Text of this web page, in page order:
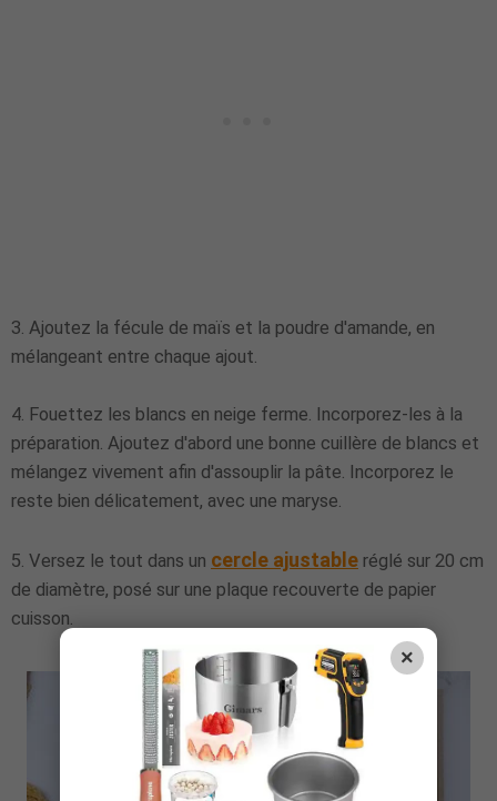
3. Ajoutez la fécule de maïs et la poudre d'amande, en
mélangeant entre chaque ajout.
4. Fouettez les blancs en neige ferme. Incorporez-les à la
préparation. Ajoutez d'abord une bonne cuillère de blancs et
mélangez vivement afin d'assouplir la pâte. Incorporez le
reste bien délicatement, avec une maryse.
5. Versez le tout dans un cercle ajustable réglé sur 20 cm
de diamètre, posé sur une plaque recouverte de papier
cuisson.
×